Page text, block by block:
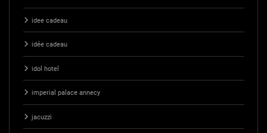
idee cadeau
idée cadeau
idol hotel
imperial palace annecy
jacuzzi